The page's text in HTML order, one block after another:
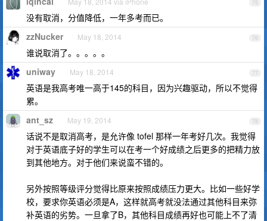
75
没有取消，分值降低，一年多考而已。
76
zzNucker May 18, 2014
谁说取消了。。。。。
77
uniway May 18, 2014
英语是我高考唯一高于145的科目，因为兴趣驱动，所以不觉得
累。
78
ant_sz May 19, 2014
话说不是取消高考，是允许像 tofel 那样一年考好几次。我觉得
对于英语底子好的学生可以在考一个好成绩之后更多的把精力放
到其他地方。对于他们来说蛮不错的。
另外按照等级评分觉得比原来按照成绩压力更大。比如一些好学
校，要求你英语必须是A，这样就高考就没法通过其他科目来弥
补英语的劣势。一旦拿了B，其他科目成绩再好也可能上不了清